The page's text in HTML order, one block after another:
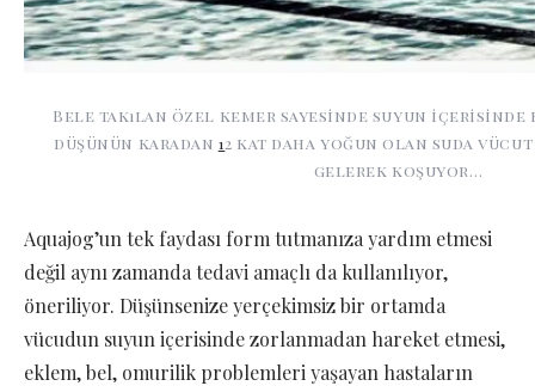
Bele takılan özel kemer sayesinde suyun içerisinde
düşünün karadan 12 kat daha yoğun olan suda
gelerek koşuyor…
Aquajog’un tek faydası form tutmanıza yardım etmesi
değil aynı zamanda tedavi amaçlı da kullanılıyor,
öneriliyor. Düşünsenize yerçekimsiz bir ortamda
vücudun suyun içerisinde zorlanmadan hareket etmesi,
eklem, bel, omurilik problemleri yaşayan hastaların